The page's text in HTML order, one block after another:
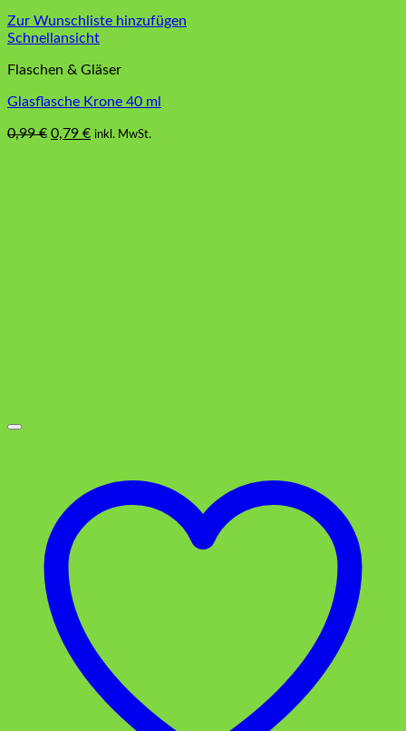
Zur Wunschliste hinzufügen
Schnellansicht
Flaschen & Gläser
Glasflasche Krone 40 ml
0,99€ Ursprünglicher
0,79 €Aktueller
inkl. MwSt.